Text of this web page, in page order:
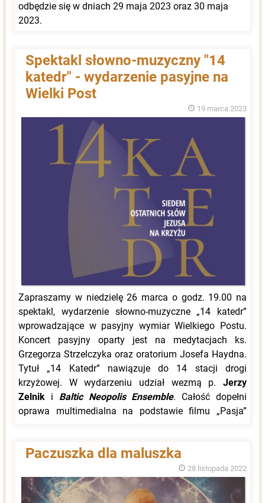
odbędzie się w dniach 29 maja 2023 oraz 30 maja
2023.
Spektakl słowno-muzyczny "14
katedr" - wydarzenie pasyjne na
Wielki Post
19 marca 2023
Zapraszamy w niedzielę 26 marca o godz. 19.00 na
spektakl, wydarzenie słowno-muzyczne „14 katedr”
wprowadzające w pasyjny wymiar Wielkiego Postu.
Koncert pasyjny oparty jest na medytacjach ks.
Grzegorza Strzelczyka oraz oratorium Josefa Haydna.
Tytuł „14 Katedr” nawiązuje do 14 stacji drogi
krzyżowej. W wydarzeniu udział wezmą p. Jerzy
Zelnik i Baltic Neopolis Ensemble. Całość dopełni
oprawa multimedialna na podstawie filmu „Pasja”
Paczuszka dla maluszka
28 listopada 2022